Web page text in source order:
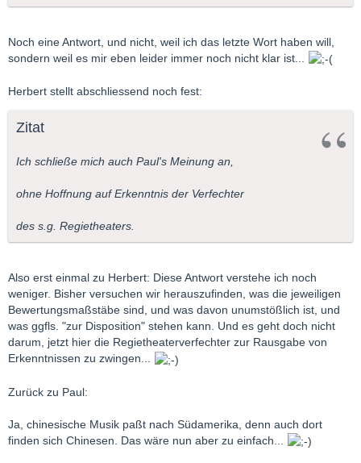
Wenn Du willst, kannst Du das als ein Axiom betrachten. Warum
wurde damals die Oper/Operette (denn auch dafür gilt es)
wurde ein derartiges Libretto geschrieben?".
Nimm "Das Land des Lächelns". Paßt jene "chinesische" Musik
in Süd Amerika? Nur weil ein Regisseur meint, es passiert was
wichtiges dort, und er versucht uns das zu deuten. Oder Irak.
Und obwohl mein Beispiel der Entführung kein schönes Beispiel
versuchen die politischen/wirtschaftlichen/sozialen/usw
interpretieren .
Oder wenn er es eine derartige Interpretation gibt, obwohl das
Werk "nur" als Unterhaltung geschrieben war. Beispiel: "Doktor
und Apotheker" von Dittersdorf.
Weiter will ich nichts mehr hierzu sagen, denn sonst wiederhole
Noch eine Antwort, und nicht, weil ich das letzte Wort haben will,
sondern weil es mir eben leider immer noch nicht klar ist...
Herbert stellt abschliessend noch fest:
Zitat
Ich schließe mich auch Paul's Meinung an,
ohne Hoffnung auf Erkenntnis der Verfechter
des s.g. Regietheaters.
Also erst einmal zu Herbert: Diese Antwort verstehe ich noch
weniger. Bisher versuchen wir herauszufinden, was die jeweiligen
Bewertungsmaßstäbe sind, und was davon unumstößlich ist, und
was ggfls. "zur Disposition" stehen kann. Und es geht doch nicht
darum, jetzt hier die Regietheaterverfechter zur Rausgabe von
Erkenntnissen zu zwingen...
Zurück zu Paul:
Ja, chinesische Musik paßt nach Südamerika, denn auch dort
finden sich Chinesen. Das wäre nun aber zu einfach...